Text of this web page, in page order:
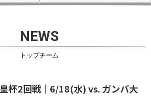
NEWS
トップチーム
皇杯2回戦｜6/18(水) vs. ガンバ大